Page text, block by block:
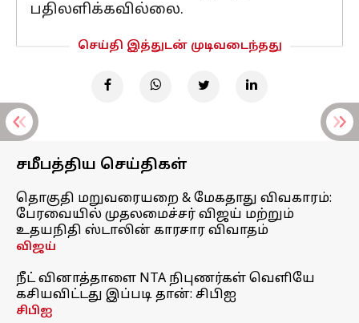
பதிலளிக்கவில்லை.
செய்தி இத்துடன் முடிவடைந்தது
சமீபத்திய செய்திகள்
தொகுதி மறுவரையறை & மேகதாது விவகாரம்:
பேரவையில் முதலமைச்சர் விஜய் மற்றும்
உதயநிதி ஸ்டாலின் காரசார விவாதம்
விஜய்
நீட் வினாத்தாளை NTA நிபுணர்கள் வெளியே
கசியவிட்டது இப்படி தான்: சிபிஐ
சிபிஐ